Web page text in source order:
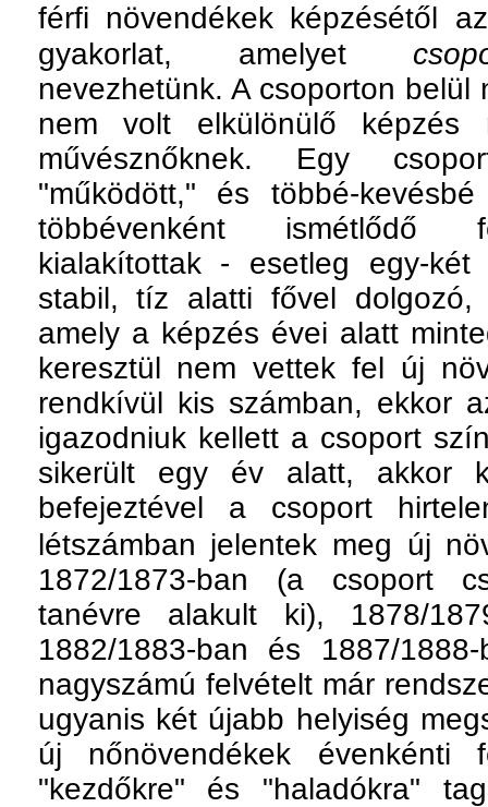
férfi növendékek képzésétől
gyakorlat, amelyet
nevezhetünk. A csoporton belül
nem volt elkülönülő képzés
művésznőknek. Egy
"működött," és többé-
többévenként ismétlődő
kialakítottak - esetleg egy-
stabil, tíz alatti fővel dolgozó,
amely a képzés évei alatt
keresztül nem vettek fel új
rendkívül kis számban, ekkor
igazodniuk kellett a csoport
sikerült egy év alatt, akkor
befejeztével a csoport
létszámban jelentek meg új
1872/1873-ban (a csoport
tanévre alakult ki), 1878/
1882/1883-ban és 1887/
nagyszámú felvételt már
ugyanis két újabb helyiség
új nőnövendékek évenkénti
"kezdőkre" és "haladókra"